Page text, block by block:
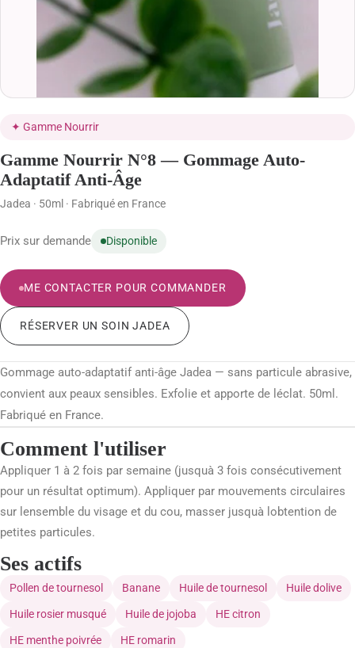
MODELAGE BRÉSILIEN
BEAUTÉ DES MAINS ET DES PIEDS
BLOG BEAUTÉ & CONSEILS
BOUTIQUE
PANIER
VALIDATION DE LA COMMANDE
MON COMPTE
06 29 21 27 04 RÉSERVER SUR PLANITY
✦ Gamme Nourrir
Gamme Nourrir N°8 — Gommage Auto-
Adaptatif Anti-Âge
Jadea · 50ml · Fabriqué en France
Prix sur demande Disponible
ME CONTACTER POUR COMMANDER
RÉSERVER UN SOIN JADEA
Gommage auto-adaptatif anti-âge Jadea — sans particule abrasive,
convient aux peaux sensibles. Exfolie et apporte de léclat. 50ml.
Fabriqué en France.
Comment l'utiliser
Appliquer 1 à 2 fois par semaine (jusquà 3 fois consécutivement
pour un résultat optimum). Appliquer par mouvements circulaires
sur lensemble du visage et du cou, masser jusquà lobtention de
petites particules.
Ses actifs
Pollen de tournesol Banane Huile de tournesol Huile dolive
Huile rosier musqué Huile de jojoba HE citron
HE menthe poivrée HE romarin